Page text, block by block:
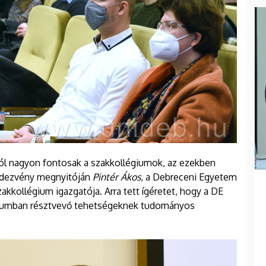
fontosak a szakkollégiumok, az ezekben
megnyitóján Pintér Ákos, a Debreceni Egyetem
igazgatója. Arra tett ígéretet, hogy a DE
résztvevő tehetségeknek tudományos